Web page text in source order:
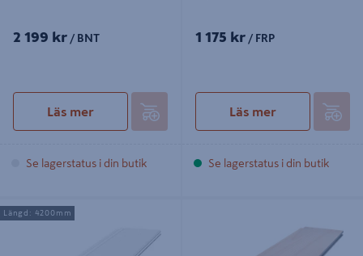
2 199 kr / BNT
Läs mer
Se lagerstatus i din butik
1 175 kr / FRP
Läs mer
Se lagerstatus i din butik
PANEL TREND PÄRLSP
12X95X4200 VIT S0502-Y
Längd: 4200mm